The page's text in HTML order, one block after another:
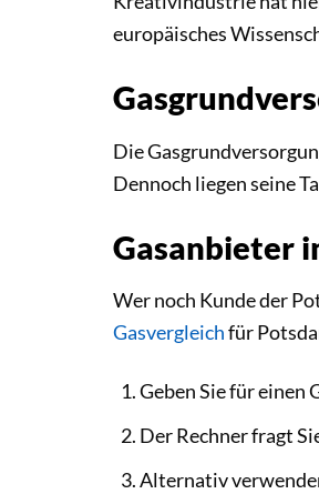
europäisches
Die
Dennoch liegen seine
Gasanbieter
Wer noch Kunde der
Gasvergleichfür
Geben Sie für einen
Der Rechner fragt
Alternativ